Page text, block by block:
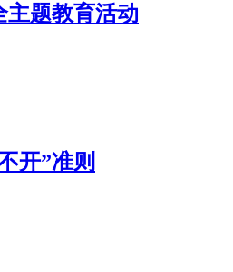
主题教育活动
开”准则